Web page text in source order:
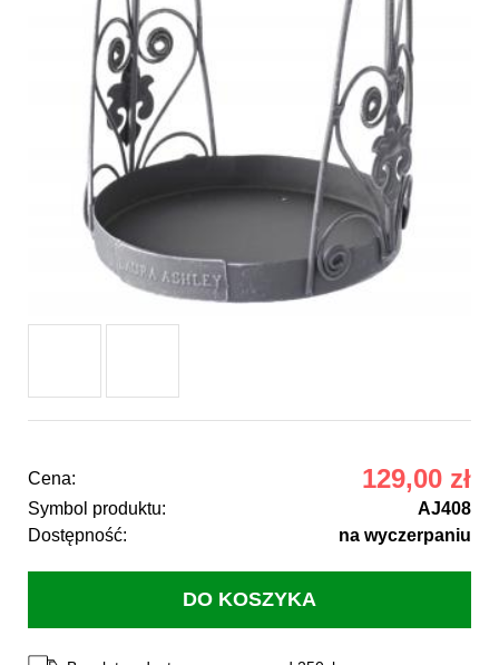
Cena: 129,00 zł
Symbol produktu:
AJ408
Dostępność:
na wyczerpaniu